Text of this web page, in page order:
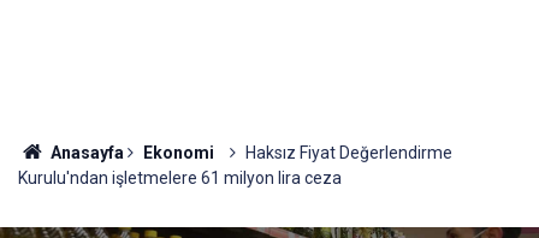
Anasayfa Ekonomi
Haksız Fiyat Değerlendirme
Kurulu'ndan işletmelere 61 milyon lira ceza